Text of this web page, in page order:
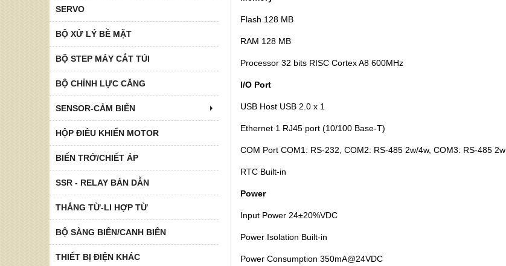
SERVO
BỘ XỬ LÝ BỀ MẶT
BỘ STEP MÁY CẮT TÚI
BỘ CHỈNH LỰC CĂNG
SENSOR-CẢM BIẾN
HỘP ĐIỀU KHIỂN MOTOR
BIẾN TRỞ/CHIẾT ÁP
SSR - RELAY BÁN DẪN
THẮNG TỪ-LI HỢP TỪ
BỘ SÀNG BIÊN/CANH BIÊN
THIẾT BỊ ĐIỆN KHÁC
Flash 128 MB
RAM 128 MB
Processor 32 bits RISC Cortex A8 600MHz
I/O Port
USB Host USB 2.0 x 1
Ethernet 1 RJ45 port (10/100 Base-T)
COM Port COM1: RS-232, COM2: RS-485 2w/4w, COM3: RS-485 2w
RTC Built-in
Power
Input Power 24±20%VDC
Power Isolation Built-in
Power Consumption 350mA@24VDC